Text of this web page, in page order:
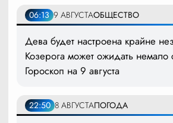
06:13 9 АВГУСТАОБЩЕСТВО
Дева будет настроена крайне
Козерога может ожидать
Гороскоп на 9 августа
22:50 8 АВГУСТАПОГОДА